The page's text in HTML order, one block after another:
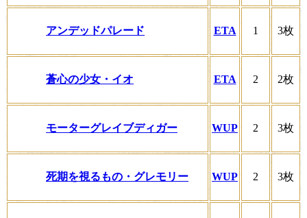
アンデッドパレード ETA 1 3枚
蒼心の少女・イオ ETA 2 2枚
モーターグレイブディガー WUP 2 3枚
死期を視るもの・グレモリー WUP 2 3枚